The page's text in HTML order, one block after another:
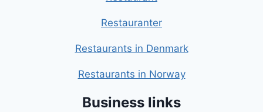
Restauranter
Restaurants in Denmark
Restaurants in Norway
Business links